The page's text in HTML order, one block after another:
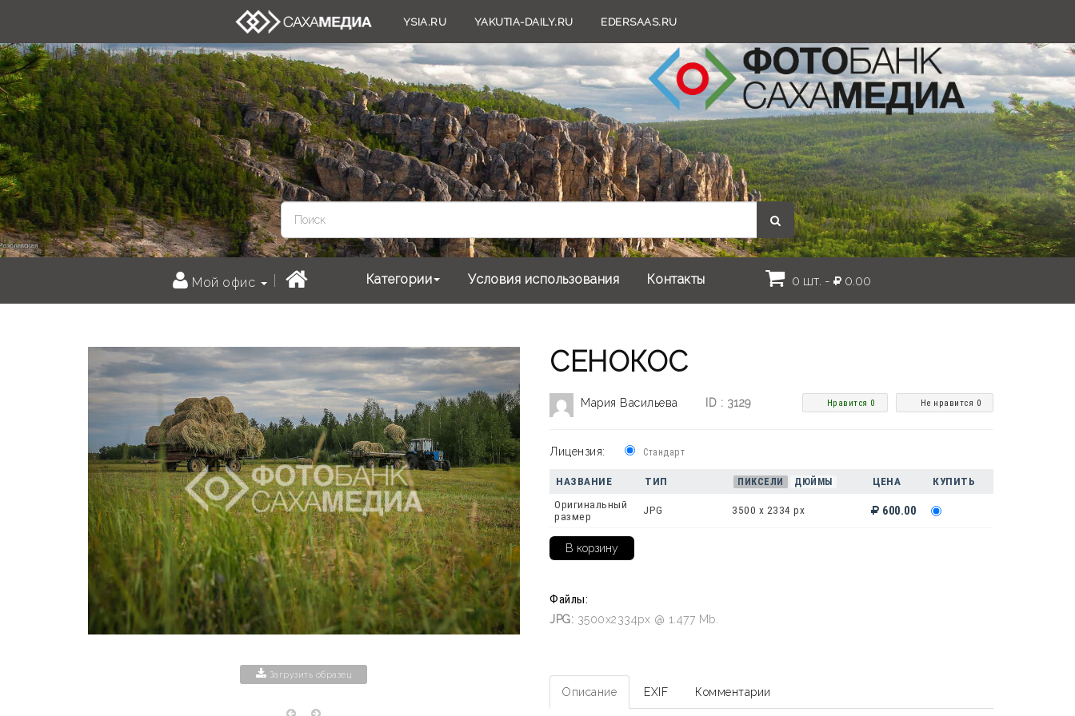
YSIA.RU YAKUTIA-DAILY.RU EDERSAAS.RU
Мой офис Категории Условия использования Контакты 0 шт. - 0.00
Загрузить образец
СЕНОКОС
Мария Васильева ID : 3129 Не нравится 0
Нравится 0
Лицензия: Стандарт
НАЗВАНИЕ ТИП ПИКСЕЛИ ДЮЙМЫ ЦЕНА
КУПИТЬ
Оригинальный
размер
JPG 3500 x 2334 px 600.00
Файлы:
JPG: 3500x2334px @ 1.477 Mb.
Описание EXIF Комментарии